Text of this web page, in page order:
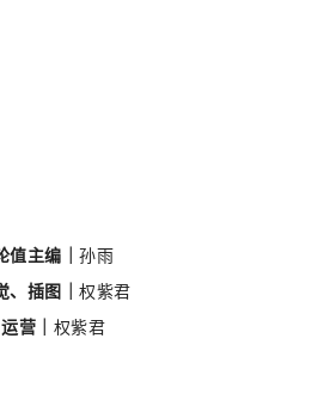
值主编｜孙雨
、插图｜权紫君
运营｜ 权紫君